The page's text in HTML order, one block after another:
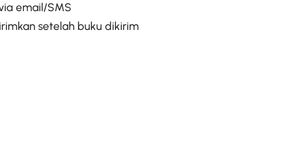
email/SMS
setelah buku dikirim